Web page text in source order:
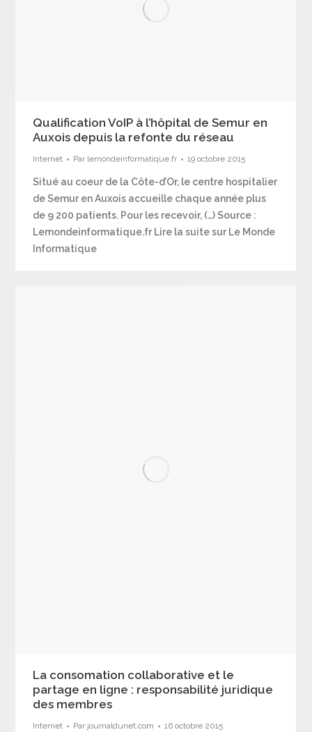
Qualification VoIP à l’hôpital de Semur en
Auxois depuis la refonte du réseau
Internet Par lemondeinformatique.fr 19 octobre 2015
Situé au coeur de la Côte-d’Or, le centre hospitalier
de Semur en Auxois accueille chaque année plus
de 9 200 patients. Pour les recevoir, (…) Source :
Lemondeinformatique.fr Lire la suite sur Le Monde
Informatique
La consomation collaborative et le
partage en ligne : responsabilité juridique
des membres
Internet Par journaldunet.com 16 octobre 2015